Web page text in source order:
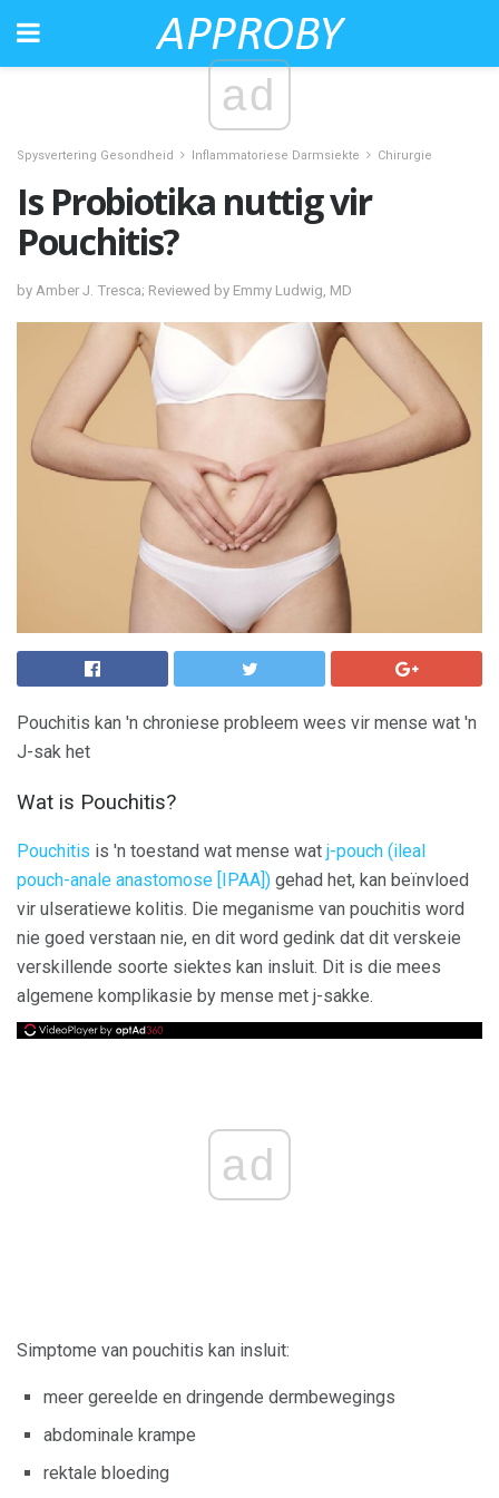
ad
Spysvertering Gesondheid Inflammatoriese Darmsiekte Chirurgie
Is Probiotika nuttig vir
Pouchitis?
by Amber J. Tresca; Reviewed by Emmy Ludwig, MD
Pouchitis kan 'n chroniese probleem wees vir mense wat 'n
J-sak het
Wat is Pouchitis?
Pouchitis is 'n toestand wat mense wat j-pouch (ileal
pouch-anale anastomose [IPAA]) gehad het, kan beïnvloed
vir ulseratiewe kolitis. Die meganisme van pouchitis word
nie goed verstaan ​​nie, en dit word gedink dat dit verskeie
verskillende soorte siektes kan insluit. Dit is die mees
algemene komplikasie by mense met j-sakke.
ad
Simptome van pouchitis kan insluit:
meer gereelde en dringende dermbewegings
abdominale krampe
rektale bloeding